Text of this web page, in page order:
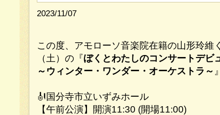
2023/11/07
この度、アモローソ音楽院在籍の山形玲
（土）の『ぼくとわたしのコンサートデビ
～ウィンター・ワンダー・オーケストラ～
🎻国分寺市立いずみホール
【午前公演】開演11:30 (開場11:00)